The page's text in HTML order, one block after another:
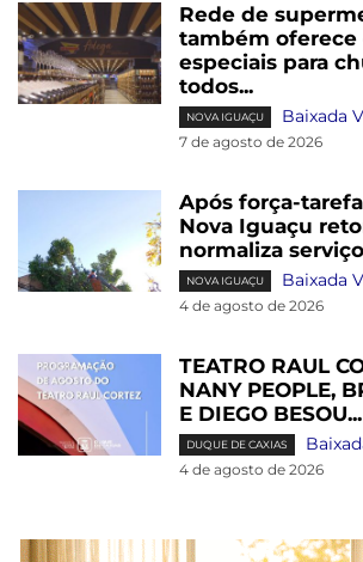
Rede de
também oferece
especiais para
todos...
NOVA IGUAÇU Baixada
7 de agosto de 2026
Após força-
Nova Iguaçu
normaliza
NOVA IGUAÇU Baixada
4 de agosto de 2026
TEATRO RAUL
NANY PEOPLE,
E DIEGO BESOU...
DUQUE DE CAXIAS
4 de agosto de 2026